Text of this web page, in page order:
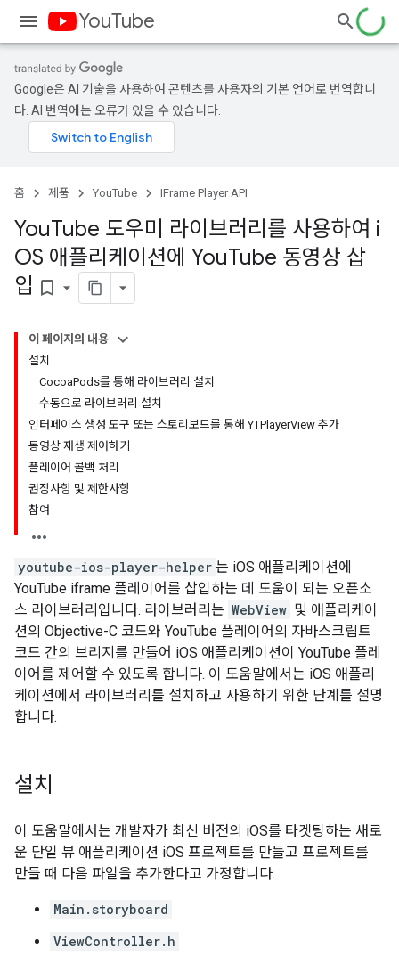
YouTube
Google은 AI 기술을 사용하여 콘텐츠를 사용자의 기본 언어로 번역합니
다. AI 번역에는 오류가 있을 수 있습니다.
홈 제품 YouTube IFrame Player API
YouTube 도우미 라이브러리를 사용하여 i
OS 애플리케이션에 YouTube 동영상 삽
입 bookmark_border
이 페이지의 내용
설치
CocoaPods를 통해 라이브러리 설치
수동으로 라이브러리 설치
인터페이스 생성 도구 또는 스토리보드를 통해 YTPlayerView 추가
동영상 재생 제어하기
플레이어 콜백 처리
권장사항 및 제한사항
참여
youtube-ios-player-helper 는 iOS 애플리케이션에
YouTube iframe 플레이어를 삽입하는 데 도움이 되는 오픈소
스 라이브러리입니다. 라이브러리는 WebView 및 애플리케이
션의 Objective-C 코드와 YouTube 플레이어의 자바스크립트
코드 간의 브리지를 만들어 iOS 애플리케이션이 YouTube 플레
이어를 제어할 수 있도록 합니다. 이 도움말에서는 iOS 애플리
케이션에서 라이브러리를 설치하고 사용하기 위한 단계를 설명
합니다.
설치
이 도움말에서는 개발자가 최신 버전의 iOS를 타겟팅하는 새로
운 단일 뷰 애플리케이션 iOS 프로젝트를 만들고 프로젝트를
만들 때 다음 파일을 추가한다고 가정합니다.
Main.storyboard
ViewController.h